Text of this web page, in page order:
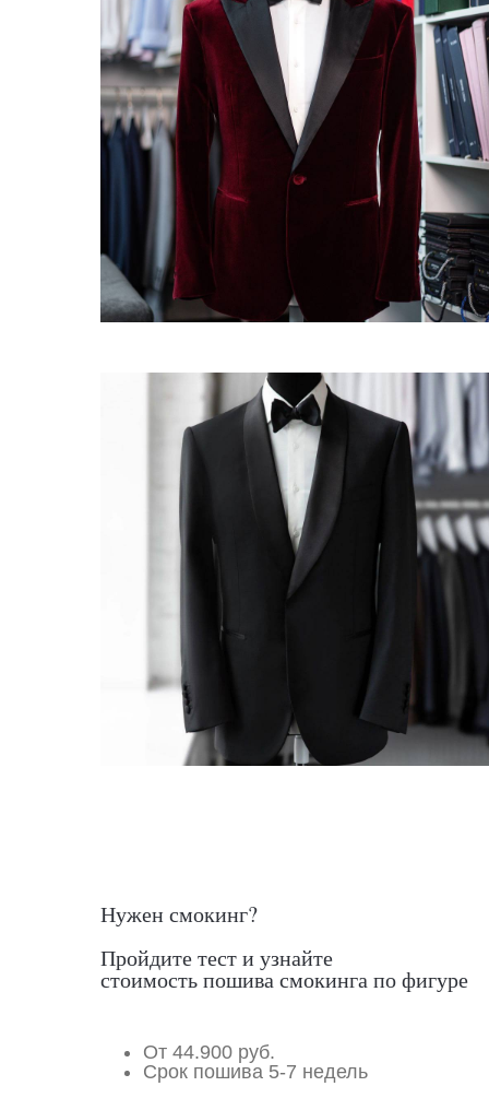
От 44.900 руб.
Срок пошива 5-7 недель
Нужен смокинг?
Пройдите тест и узнайте
стоимость пошива смокинга по фигуре